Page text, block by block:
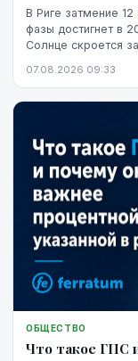
В Риге затмение 12
фазы достигнет в
Солнце скроется
07.08.2026 09:33
ОБЩЕСТВО
Что такое ГПС